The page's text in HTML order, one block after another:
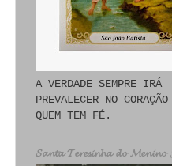
A VERDADE SEMPRE IRÁ
PREVALECER NO
QUEM TEM FÉ.
𝓢𝓪𝓷𝓽𝓪 𝓣𝓮𝓻𝓮𝓼𝓲𝓷𝓱𝓪 𝓭𝓸 𝓜𝓮𝓷𝓲𝓷𝓸